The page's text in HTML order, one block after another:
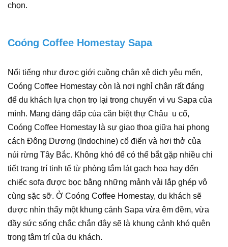
chọn.
Coóng Coffee Homestay Sapa
Nổi tiếng như được giới cuồng chân xê dịch yêu mến,
Coóng Coffee Homestay còn là nơi nghỉ chân rất đáng
để du khách lựa chọn trọ lại trong chuyến vi vu Sapa của
mình. Mang dáng dấp của căn biệt thự Châu u cổ,
Coóng Coffee Homestay là sự giao thoa giữa hai phong
cách Đông Dương (Indochine) cổ điển và hơi thở của
núi rừng Tây Bắc. Không khó để có thể bắt gặp nhiều chi
tiết trang trí tinh tế từ phòng tắm lát gạch hoa hay đến
chiếc sofa được bọc bằng những mảnh vải lắp ghép vô
cùng sặc sỡ. Ở Coóng Coffee Homestay, du khách sẽ
được nhìn thấy một khung cảnh Sapa vừa êm đềm, vừa
đầy sức sống chắc chắn đây sẽ là khung cảnh khó quên
trong tâm trí của du khách.